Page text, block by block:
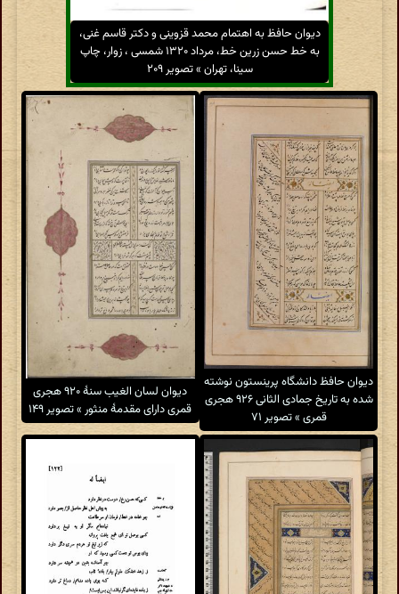
دیوان حافظ به اهتمام محمد قزوینی و دکتر قاسم غنی،
به خط حسن زرین خط، مرداد ۱۳۲۰ شمسی ، زوار، چاپ
سینا، تهران » تصویر ۲۰۹
دیوان حافظ دانشگاه پرینستون نوشته
شده به تاریخ جمادی الثانی ۹۲۶ هجری
قمری » تصویر ۷۱
دیوان لسان الغیب سنهٔ ۹۲۰ هجری
قمری دارای مقدمهٔ منثور » تصویر ۱۴۹